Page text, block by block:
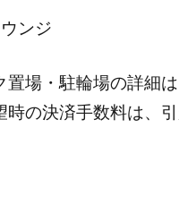
ジ
場・駐輪場の詳細は
の決済手数料は、